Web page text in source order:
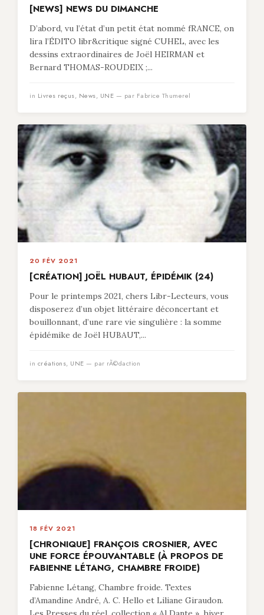
[NEWS] NEWS DU DIMANCHE
D’abord, vu l’état d’un petit état nommé fRANCE, on
lira l’ÉDITO libr&critique signé CUHEL, avec les
dessins extraordinaires de Joël HEIRMAN et
Bernard THOMAS-ROUDEIX ;...
in Livres reçus, News, UNE — par Fabrice Thumerel
20 FÉV 2021
[CRÉATION] JOËL HUBAUT, ÉPIDÉMIK (24)
Pour le printemps 2021, chers Libr-Lecteurs, vous
disposerez d’un objet littéraire déconcertant et
bouillonnant, d’une rare vie singulière : la somme
épidémike de Joël HUBAUT,...
in créations, UNE — par rÃ©daction
18 FÉV 2021
[CHRONIQUE] FRANÇOIS CROSNIER, AVEC
UNE FORCE ÉPOUVANTABLE (À PROPOS DE
FABIENNE LÉTANG, CHAMBRE FROIDE)
Fabienne Létang, Chambre froide. Textes
d’Amandine André, A. C. Hello et Liliane Giraudon.